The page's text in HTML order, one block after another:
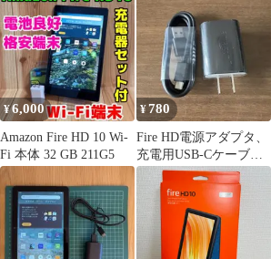
¥6,000
Amazon Fire HD 10 Wi-
Fi 本体 32 GB 211G5
¥780
Fire HD電源アダプタ、
充電用USB-Cケーブル
セット 純正